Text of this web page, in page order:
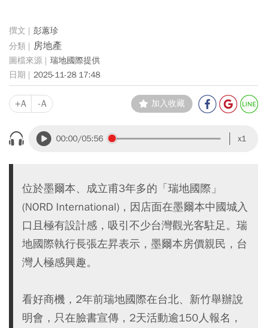
彭蕙珍
房地產
瑞地國際提供
2025-11-28 17:48
+A -A 加入收藏
00:00/05:56 x1
位於墨爾本、成立甫3年多的「瑞地國際」
(NORD International)，因店面在墨爾本中國城入
口且極有設計感，吸引不少台灣觀光客駐足。瑞
地國際執行長張左昇表示，墨爾本房價親民，台
灣人極感興趣。
看好商機，2年前瑞地國際在台北、新竹舉辦說
明會，只在臉書宣傳，2天活動逾150人報名，